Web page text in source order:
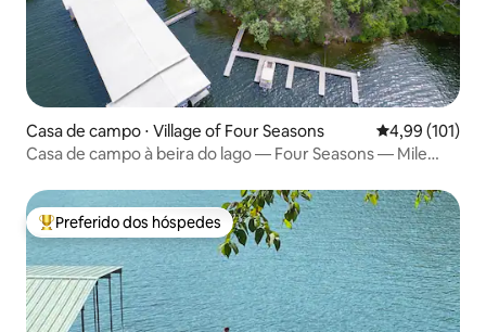
Casa de campo ⋅ Village of Four Seasons 4,99 de uma
4,99 (101)
Casa de campo à beira do lago — Four Seasons — Mile
Entre os melhores preferidos dos hóspedes
Preferido dos hóspedes